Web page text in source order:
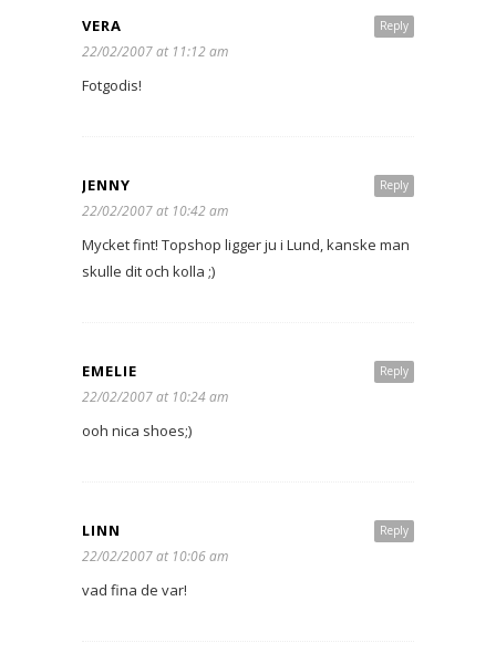
Reply
VERA
22/02/2007 at 11:12 am
Fotgodis!
Reply
JENNY
22/02/2007 at 10:42 am
Mycket fint! Topshop ligger ju i Lund, kanske man
skulle dit och kolla ;)
Reply
EMELIE
22/02/2007 at 10:24 am
ooh nica shoes;)
Reply
LINN
22/02/2007 at 10:06 am
vad fina de var!